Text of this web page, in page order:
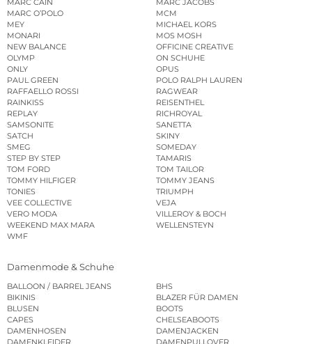
MARC CAIN
MARC JACOBS
MARC O’POLO
MCM
MEY
MICHAEL KORS
MONARI
MOS MOSH
NEW BALANCE
OFFICINE CREATIVE
OLYMP
ON SCHUHE
ONLY
OPUS
PAUL GREEN
POLO RALPH LAUREN
RAFFAELLO ROSSI
RAGWEAR
RAINKISS
REISENTHEL
REPLAY
RICHROYAL
SAMSONITE
SANETTA
SATCH
SKINY
SMEG
SOMEDAY
STEP BY STEP
TAMARIS
TOM FORD
TOM TAILOR
TOMMY HILFIGER
TOMMY JEANS
TONIES
TRIUMPH
VEE COLLECTIVE
VEJA
VERO MODA
VILLEROY & BOCH
WEEKEND MAX MARA
WELLENSTEYN
WMF
Damenmode & Schuhe
BALLOON / BARREL JEANS
BHS
BIKINIS
BLAZER FÜR DAMEN
BLUSEN
BOOTS
CAPES
CHELSEABOOTS
DAMENHOSEN
DAMENJACKEN